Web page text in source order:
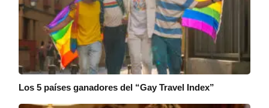
Los 5 países ganadores del “Gay Travel Index”